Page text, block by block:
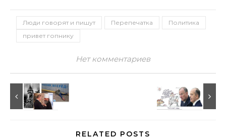
Люди говорят и пишут Перепечатка
Политика
привет гопнику
Нет комментариев
RELATED POSTS